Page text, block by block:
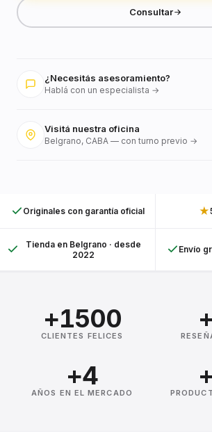
Consultar
¿Necesitás asesoramiento?
Hablá con un especialista →
Visitá nuestra oficina
Belgrano, CABA — con turno previo →
Originales con garantía oficial ★
Tienda en Belgrano · desde
2022
Envío
+1500
CLIENTES FELICES
+4
AÑOS EN EL MERCADO